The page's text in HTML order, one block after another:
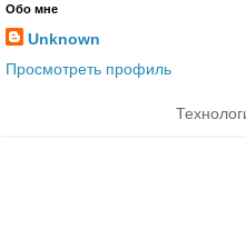
Обо мне
Unknown
Просмотреть профиль